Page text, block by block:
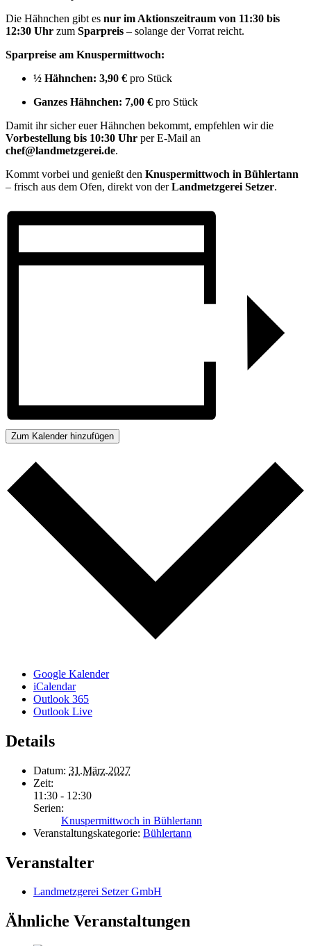
Die Hähnchen gibt es nur im Aktionszeitraum von 11:30 bis
12:30 Uhr zum Sparpreis – solange der Vorrat reicht.
Sparpreise am Knuspermittwoch:
½ Hähnchen: 3,90 € pro Stück
Ganzes Hähnchen: 7,00 € pro Stück
Damit ihr sicher euer Hähnchen bekommt, empfehlen wir die
Vorbestellung bis 10:30 Uhr per E-Mail an
chef@landmetzgerei.de.
Kommt vorbei und genießt den Knuspermittwoch in Bühlertann
– frisch aus dem Ofen, direkt von derLandmetzgerei Setzer.
Zum Kalender hinzufügen
Google Kalender
iCalendar
Outlook 365
Outlook Live
Details
Datum: 31.März.2027
Zeit:
11:30 - 12:30
Serien:
Knuspermittwoch in Bühlertann
Veranstaltungskategorie: Bühlertann
Veranstalter
Landmetzgerei Setzer GmbH
Ähnliche Veranstaltungen